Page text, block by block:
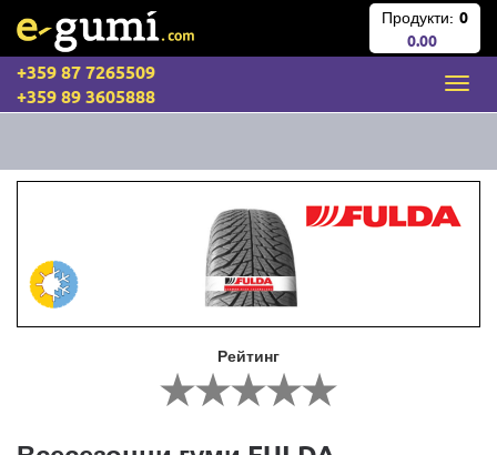
Продукти: 0
0.00
+359 87 7265509
+359 89 3605888
Рейтинг